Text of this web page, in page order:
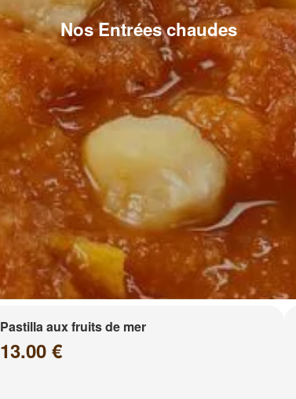
Nos Entrées chaudes
Pastilla aux fruits de mer
13.00 €